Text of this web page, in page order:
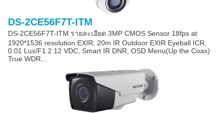
DS-2CE56F7T-ITM
DS-2CE56F7T-ITM รายละเอียด 3MP CMOS Sensor 18fps at
1920*1536 resolution EXIR, 20m IR Outdoor EXIR Eyeball ICR,
0.01 Lux/F1.2 12 VDC, Smart IR DNR, OSD Menu(Up the Coax)
True WDR...